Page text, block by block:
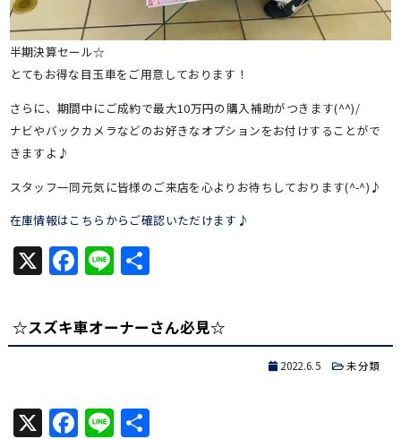
半期決算セール☆
とてもお得な目玉車をご用意しております！
さらに、期間中にご成約で最大10万円の購入補助がつきます(^^)/
ナビやバックカメラなどのお好きなオプションをお付けすることがで
きますよ♪
スタッフ一同元気に皆様のご来店を心よりお待ちしております(^-^)♪
在庫情報はこちらからご確認いただけます♪
X Facebook
Line共
☆スズキ車オーナーさん必見☆
2022.6.5 未分類
X Facebook
Line共